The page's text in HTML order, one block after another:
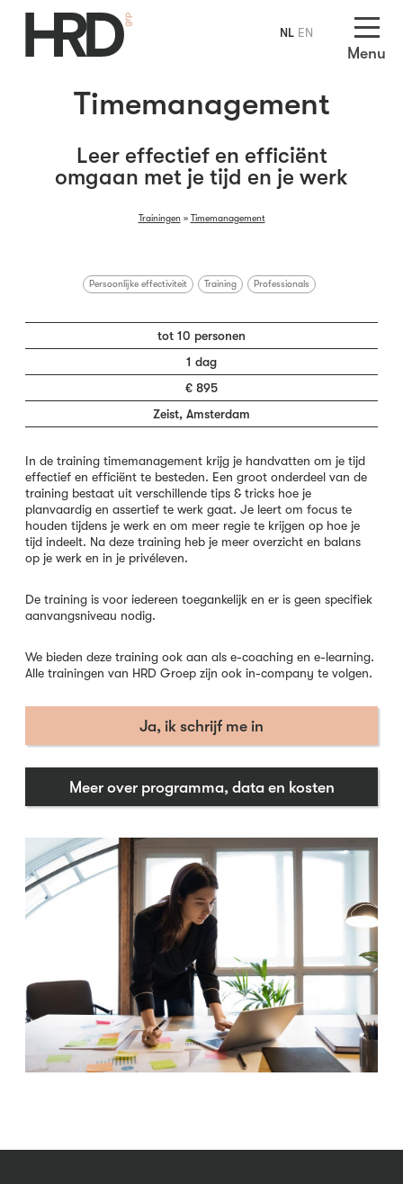
Menu
Timemanagement
Leer effectief en efficiënt
omgaan met je tijd en je werk
Trainingen» Timemanagement
Persoonlijke effectiviteit Training Professionals
tot 10 personen
1 dag
€ 895
Zeist, Amsterdam
In de training timemanagement krijg je handvatten om je tijd
effectief en efficiënt te besteden. Een groot onderdeel van de
training bestaat uit verschillende tips & tricks hoe je
planvaardig en assertief te werk gaat. Je leert om focus te
houden tijdens je werk en om meer regie te krijgen op hoe je
tijd indeelt. Na deze training heb je meer overzicht en balans
op je werk en in je privéleven.
De training is voor iedereen toegankelijk en er is geen specifiek
aanvangsniveau nodig.
We bieden deze training ook aan als e-coaching en e-learning.
Alle trainingen van HRD Groep zijn ook in-company te volgen.
Ja, ik schrijf me in
Meer over programma, data en kosten
NL EN